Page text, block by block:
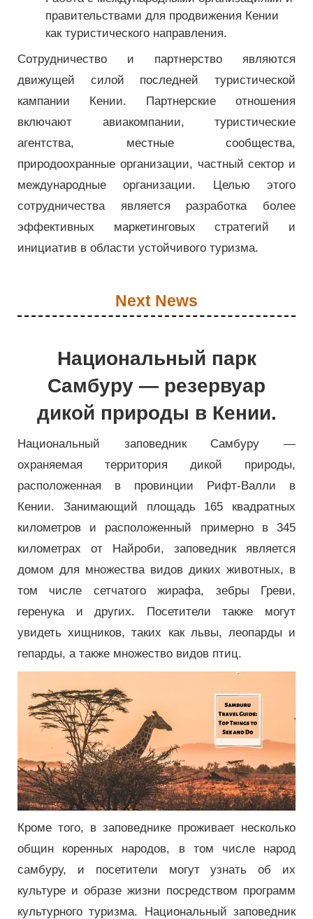
правительствами для продвижения Кении
как туристического направления.
Сотрудничество и партнерство являются
движущей силой последней туристической
кампании Кении. Партнерские отношения
включают авиакомпании, туристические
агентства, местные сообщества,
природоохранные организации, частный сектор и
международные организации. Целью этого
сотрудничества является разработка более
эффективных маркетинговых стратегий и
инициатив в области устойчивого туризма.
Next News
Национальный парк
Самбуру — резервуар
дикой природы в Кении.
Национальный заповедник Самбуру —
охраняемая территория дикой природы,
расположенная в провинции Рифт-Валли в
Кении. Занимающий площадь 165 квадратных
километров и расположенный примерно в 345
километрах от Найроби, заповедник является
домом для множества видов диких животных, в
том числе сетчатого жирафа, зебры Греви,
геренука и других. Посетители также могут
увидеть хищников, таких как львы, леопарды и
гепарды, а также множество видов птиц.
Кроме того, в заповеднике проживает несколько
общин коренных народов, в том числе народ
самбуру, и посетители могут узнать об их
культуре и образе жизни посредством программ
культурного туризма. Национальный заповедник